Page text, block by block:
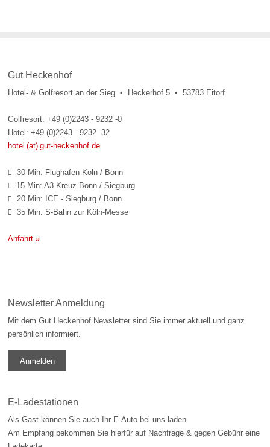
Gut Heckenhof
Hotel- & Golfresort an der Sieg • Heckerhof 5 • 53783 Eitorf
Golfresort: +49 (0)2243 - 9232 -0
Hotel: +49 (0)2243 - 9232 -32
hotel (at) gut-heckenhof.de
 30 Min: Flughafen Köln / Bonn
 15 Min: A3 Kreuz Bonn / Siegburg
 20 Min: ICE - Siegburg / Bonn
 35 Min: S-Bahn zur Köln-Messe
Anfahrt »
Newsletter Anmeldung
Mit dem Gut Heckenhof Newsletter sind Sie immer aktuell und ganz
persönlich informiert.
Anmelden
E-Ladestationen
Als Gast können Sie auch Ihr E-Auto bei uns laden.
Am Empfang bekommen Sie hierfür auf Nachfrage & gegen Gebühr eine